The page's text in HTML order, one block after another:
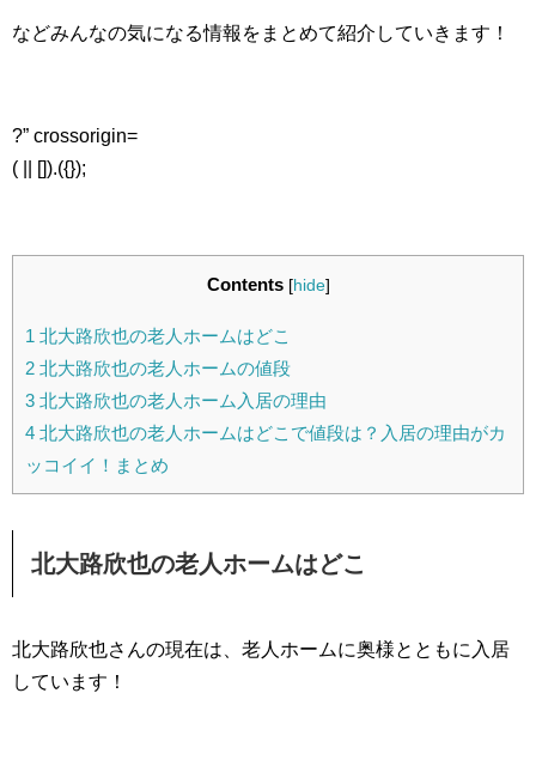
などみんなの気になる情報をまとめて紹介していきます！
?” crossorigin=
( || []).({});
Contents [hide]
1 北大路欣也の老人ホームはどこ
2 北大路欣也の老人ホームの値段
3 北大路欣也の老人ホーム入居の理由
4 北大路欣也の老人ホームはどこで値段は？入居の理由がカ
ッコイイ！まとめ
北大路欣也の老人ホームはどこ
北大路欣也さんの現在は、老人ホームに奥様とともに入居
しています！